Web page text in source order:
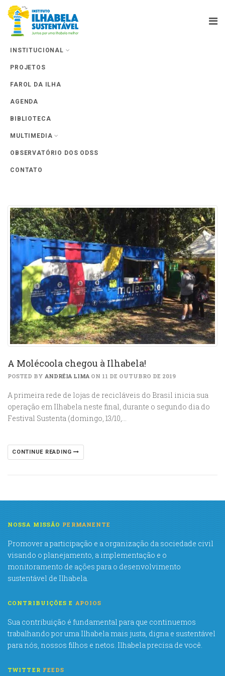
INSTITUCIONAL
PROJETOS
FAROL DA ILHA
AGENDA
BIBLIOTECA
MULTIMEDIA
OBSERVATÓRIO DOS ODSS
CONTATO
Tag Archives: Festival Sustenta
A Molécoola chegou à Ilhabela!
POSTED BY ANDRÉIA LIMA ON 11 DE OUTUBRO DE 2019
A primeira rede de lojas de recicláveis do Brasil inicia sua
operação em Ilhabela neste final, durante o segundo dia do
Festival Sustenta (domingo, 13/10,…
CONTINUE READING
NOSSA MISSÃO PERMANENTE
Promover a participação e a organização da sociedade civil
visando o planejamento, a implementação e o
monitoramento de ações para o desenvolvimento
sustentável de Ilhabela.
CONTRIBUIÇÕES E APOIOS
Sua contribuição é fundamental para que continuemos
trabalhando por uma Ilhabela mais justa, digna e sustentável
para nós, nossos filhos e netos. Ilhabela precisa de você.
TWITTER FEEDS